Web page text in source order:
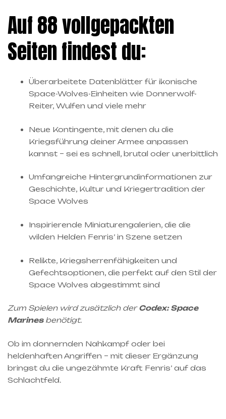
Auf 88 vollgepackten
Seiten findest du:
Überarbeitete Datenblätter für ikonische
Space-Wolves-Einheiten wie Donnerwolf-
Reiter, Wulfen und viele mehr
Neue Kontingente, mit denen du die
Kriegsführung deiner Armee anpassen
kannst – sei es schnell, brutal oder unerbittlich
Umfangreiche Hintergrundinformationen zur
Geschichte, Kultur und Kriegertradition der
Space Wolves
Inspirierende Miniaturengalerien, die die
wilden Helden Fenris’ in Szene setzen
Relikte, Kriegsherrenfähigkeiten und
Gefechtsoptionen, die perfekt auf den Stil der
Space Wolves abgestimmt sind
Zum Spielen wird zusätzlich derCodex: Space
Marinesbenötigt.
Ob im donnernden Nahkampf oder bei
heldenhaften Angriffen – mit dieser Ergänzung
bringst du die ungezähmte Kraft Fenris’ auf das
Schlachtfeld.